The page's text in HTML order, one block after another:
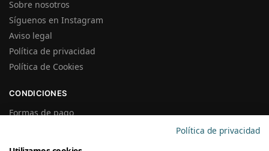
Sobre nosotros
Síguenos en Instagram
Aviso legal
Política de privacidad
Política de Cookies
CONDICIONES
Formas de pago
Política de privacidad